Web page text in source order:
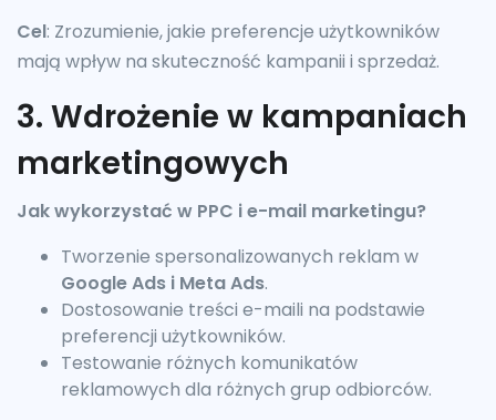
Cel: Zrozumienie, jakie preferencje użytkowników
mają wpływ na skuteczność kampanii i sprzedaż.
3. Wdrożenie w kampaniach
marketingowych
Jak wykorzystać w PPC i e-mail marketingu?
Tworzenie spersonalizowanych reklam w
Google Ads i Meta Ads.
Dostosowanie treści e-maili na podstawie
preferencji użytkowników.
Testowanie różnych komunikatów
reklamowych dla różnych grup odbiorców.